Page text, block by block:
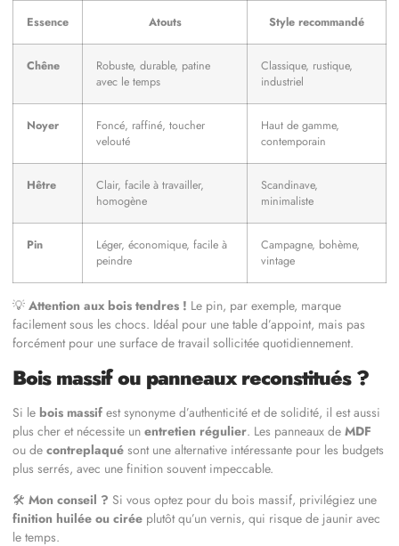
Essence Atouts Style recommandé
Chêne
Robuste, durable, patine
avec le temps
Classique, rustique,
industriel
Noyer
Foncé, raffiné, toucher
velouté
Haut de gamme,
contemporain
Hêtre
Clair, facile à travailler,
homogène
Scandinave,
minimaliste
Pin
Léger, économique, facile à
peindre
Campagne, bohème,
vintage
💡 Attention aux bois tendres ! Le pin, par exemple, marque
facilement sous les chocs. Idéal pour une table d’appoint, mais pas
forcément pour une surface de travail sollicitée quotidiennement.
Bois massif ou panneaux reconstitués ?
Si le bois massif est synonyme d’authenticité et de solidité, il est aussi
plus cher et nécessite un entretien régulier. Les panneaux de MDF
ou de contreplaqué sont une alternative intéressante pour les budgets
plus serrés, avec une finition souvent impeccable.
🛠 Mon conseil ? Si vous optez pour du bois massif, privilégiez une
finition huilée ou cirée plutôt qu’un vernis, qui risque de jaunir avec
le temps.